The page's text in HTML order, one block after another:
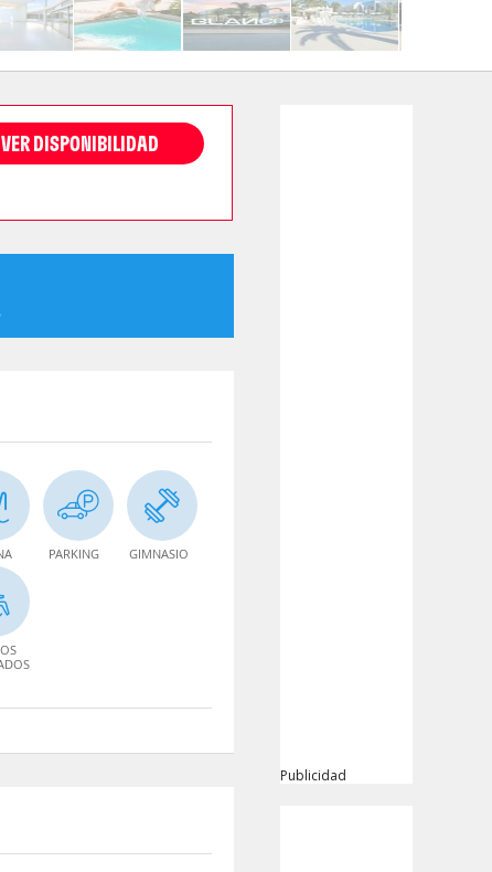
VER DISPONIBILIDAD
PARKING GIMNASIO
Publicidad